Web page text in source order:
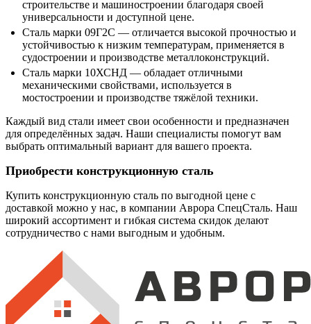
строительстве и машиностроении благодаря своей
универсальности и доступной цене.
Сталь марки 09Г2С — отличается высокой прочностью и
устойчивостью к низким температурам, применяется в
судостроении и производстве металлоконструкций.
Сталь марки 10ХСНД — обладает отличными
механическими свойствами, используется в
мостостроении и производстве тяжёлой техники.
Каждый вид стали имеет свои особенности и предназначен
для определённых задач. Наши специалисты помогут вам
выбрать оптимальный вариант для вашего проекта.
Приобрести конструкционную сталь
Купить конструкционную сталь по выгодной цене с
доставкой можно у нас, в компании Аврора СпецСталь. Наш
широкий ассортимент и гибкая система скидок делают
сотрудничество с нами выгодным и удобным.